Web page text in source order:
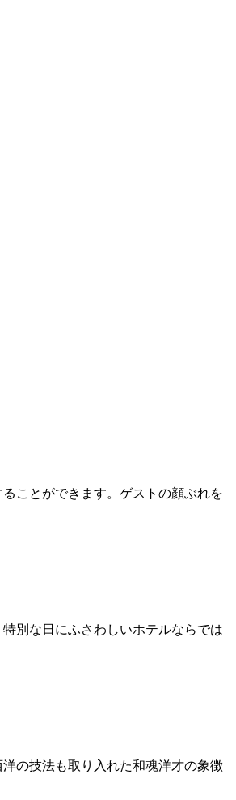
ことができます。ゲストの顔ぶれを
別な日にふさわしいホテルならでは
の技法も取り入れた和魂洋才の象徴